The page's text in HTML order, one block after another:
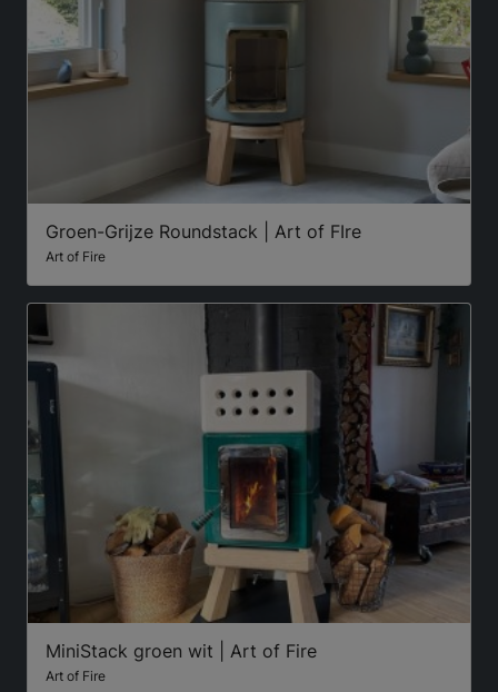
Groen-Grijze Roundstack | Art of FIre
Art of Fire
MiniStack groen wit | Art of Fire
Art of Fire